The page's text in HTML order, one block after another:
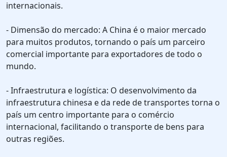
internacionais.
- Dimensão do mercado: A China é o maior mercado
para muitos produtos, tornando o país um parceiro
comercial importante para exportadores de todo o
mundo.
- Infraestrutura e logística: O desenvolvimento da
infraestrutura chinesa e da rede de transportes torna o
país um centro importante para o comércio
internacional, facilitando o transporte de bens para
outras regiões.